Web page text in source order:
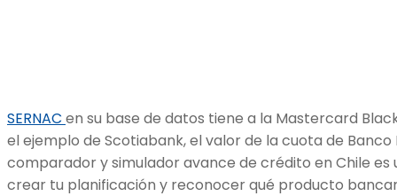
SERNAC en su base de datos tiene a la Mastercard
el ejemplo de Scotiabank, el valor de la cuota de
comparador y simulador avance de crédito en Chile
crear tu planificación y reconocer qué producto